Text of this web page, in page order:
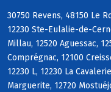
30750 Revens, 48150 Le
12230 Ste-Eulalie-de-
Millau, 12520 Aguessac,
Comprégnac, 12100
12230 L, 12230 La
Marguerite, 12720